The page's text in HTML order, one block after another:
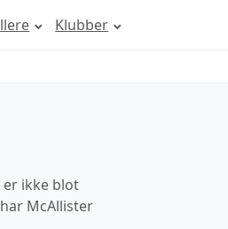
Klubber
ikke blot
McAllister